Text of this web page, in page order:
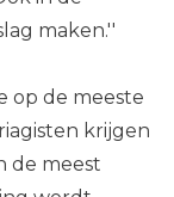
maken.''
op de meeste
krijgen
de meest